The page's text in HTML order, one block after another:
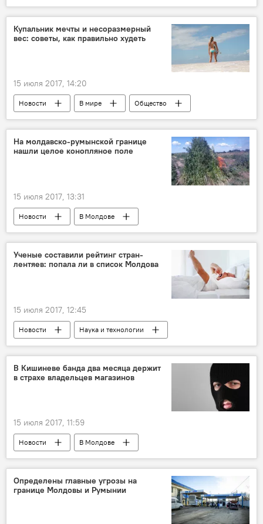
Происшествия
Турция
вирус Коксаки
ребенок
отдых
курорт
Купальник мечты и несоразмерный
вес: советы, как правильно худеть
15 июля 2017, 14:20
Новости В мире
Общество
лето
пляж
советы
похудение
диета купальник
На молдавско-румынской границе
нашли целое конопляное поле
15 июля 2017, 13:31
Новости
В Молдове
Происшествия
Республика Молдова
уничтожение
конопля поле
Ученые составили рейтинг стран-
лентяев: попала ли в список Молдова
15 июля 2017, 12:45
Новости
Наука и технологии
В мире
рейтинг
активность
ученые
В Кишиневе банда два месяца держит
в страхе владельцев магазинов
15 июля 2017, 11:59
Новости
В Молдове
Происшествия
Кишинев
Инспекторат полиции Кишинева
полиция
банда
терминал
Определены главные угрозы на
границе Молдовы и Румынии